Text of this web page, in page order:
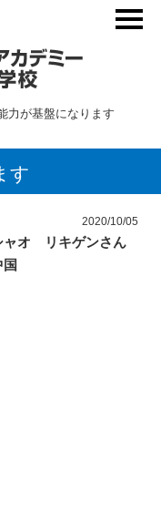
力が基盤になります
す
2020/10/05
ャオ リキゲンさん
国